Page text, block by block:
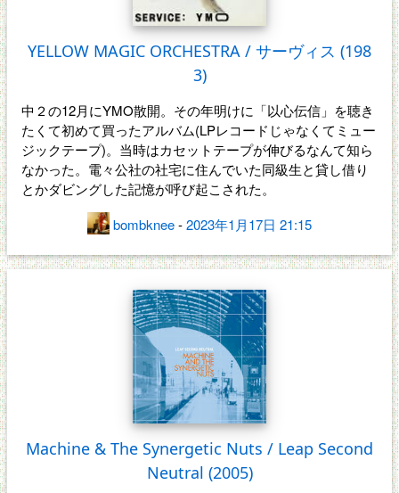
YELLOW MAGIC ORCHESTRA / サーヴィス (198
3)
中２の12月にYMO散開。その年明けに「以心伝信」を聴き
たくて初めて買ったアルバム(LPレコードじゃなくてミュー
ジックテープ)。当時はカセットテープが伸びるなんて知ら
なかった。電々公社の社宅に住んでいた同級生と貸し借り
とかダビングした記憶が呼び起こされた。
bombknee-2023年1月17日 21:15
Machine & The Synergetic Nuts / Leap Second
Neutral (2005)